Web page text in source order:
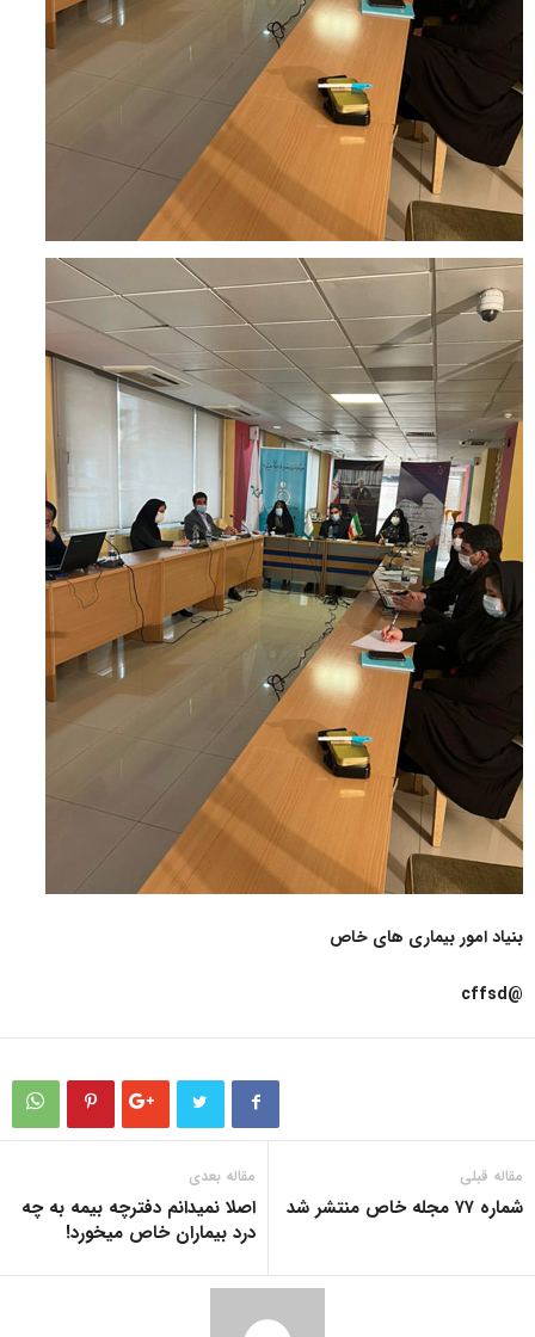
بنیاد امور بیماری های خاص
@cffsd
مقاله قبلی
شماره ۷۷ مجله خاص منتشر شد
مقاله بعدی
اصلا نمیدانم دفترچه بیمه به چه
درد بیماران خاص میخورد!